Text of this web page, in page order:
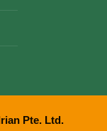
Pte. Ltd.